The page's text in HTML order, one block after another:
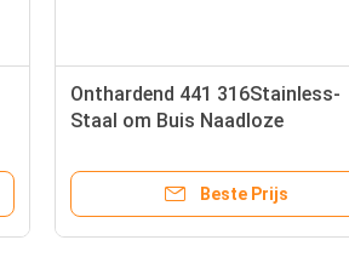
Onthardend 441 316Stainless-
Staal om Buis Naadloze
Beste Prijs